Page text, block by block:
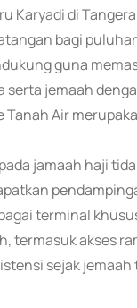
Karyadi di
bagi
guna
serta jemaah
Tanah Air
jamaah haji
terminal
termasuk akses
sejak